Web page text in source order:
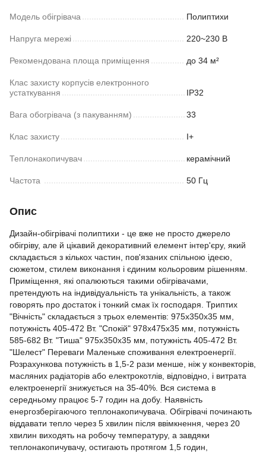
Модель обігрівача Полиптихи
Напруга мережі 220~230 В
Рекомендована площа приміщення до 34 м²
Клас захисту корпусів електронного
устаткування
IP32
Вага обогрівача (з пакуванням) 33
Клас захисту I+
Теплонакопичувач керамічний
Частoта 50 Гц
Опис
Дизайн-обігрівачі полиптихи - це вже не просто джерело
обігріву, але й цікавий декоративний елемент інтер'єру, який
складається з кількох частин, пов'язаних спільною ідеєю,
сюжетом, стилем виконання і єдиним кольоровим рішенням.
Приміщення, які опалюються такими обігрівачами,
претендують на індивідуальність та унікальність, а також
говорять про достаток і тонкий смак їх господаря. Триптих
"Вічність" складається з трьох елементів: 975х350х35 мм,
потужність 405-472 Вт. "Спокій" 978х475х35 мм, потужність
585-682 Вт. "Тиша" 975х350х35 мм, потужність 405-472 Вт.
"Шелест" Переваги Маленьке споживання електроенергії.
Розрахункова потужність в 1,5-2 рази менше, ніж у конвекторів,
масляних радіаторів або електрокотлів, відповідно, і витрата
електроенергії знижується на 35-40%. Вся система в
середньому працює 5-7 годин на добу. Наявність
енергозберігаючого теплонакопичувача. Обігрівачі починають
віддавати тепло через 5 хвилин після ввімкнення, через 20
хвилин виходять на робочу температуру, а завдяки
теплонакопичувачу, остигають протягом 1,5 годин,